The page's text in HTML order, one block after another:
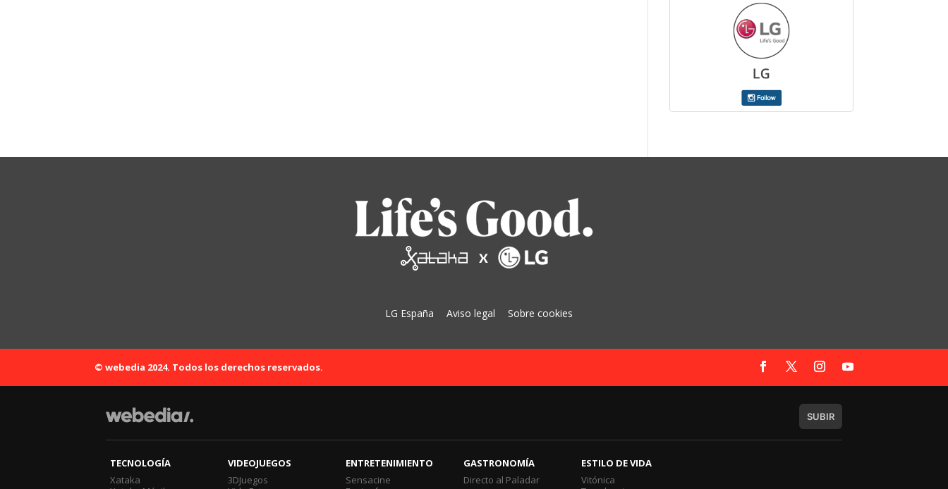
LG España Aviso legal Sobre cookies
© webedia 2024. Todos los derechos reservados.
SUBIR
TECNOLOGÍA
Xataka
VIDEOJUEGOS
3DJuegos
ENTRETENIMIENTO
Sensacine
GASTRONOMÍA
Directo al Paladar
ESTILO DE VIDA
Vitónica